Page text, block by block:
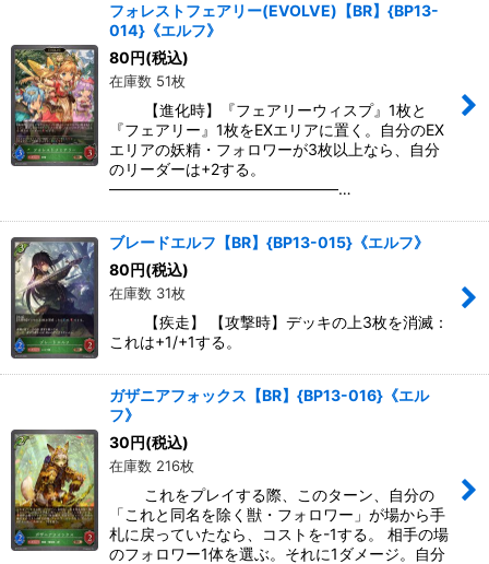
フォレストフェアリー(EVOLVE)【BR】{BP13-
014}《エルフ》
80円(税込)
在庫数 51枚
【進化時】『フェアリーウィスプ』1枚と
『フェアリー』1枚をEXエリアに置く。自分のEX
エリアの妖精・フォロワーが3枚以上なら、自分
のリーダーは+2する。
―――――――――――――――…
ブレードエルフ【BR】{BP13-015}《エルフ》
80円(税込)
在庫数 31枚
【疾走】 【攻撃時】デッキの上3枚を消滅：
これは+1/+1する。
ガザニアフォックス【BR】{BP13-016}《エル
フ》
30円(税込)
在庫数 216枚
これをプレイする際、このターン、自分の
「これと同名を除く獣・フォロワー」が場から手
札に戻っていたなら、コストを-1する。 相手の場
のフォロワー1体を選ぶ。それに1ダメージ。自分